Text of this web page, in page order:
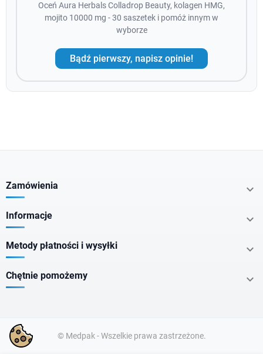
Oceń Aura Herbals Colladrop Beauty, kolagen HMG,
mojito 10000 mg - 30 saszetek i pomóż innym w
wyborze
Bądź pierwszy, napisz opinie!
Zamówienia 
Informacje 
Metody płatności i wysyłki 
Chętnie pomożemy 
© Medpak - Wszelkie prawa zastrzeżone.